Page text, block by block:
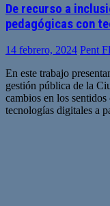
De recurso a
pedagógicas con
14 febrero, 2024 Pent
En este trabajo
gestión pública de la
cambios en los
tecnologías digitales a